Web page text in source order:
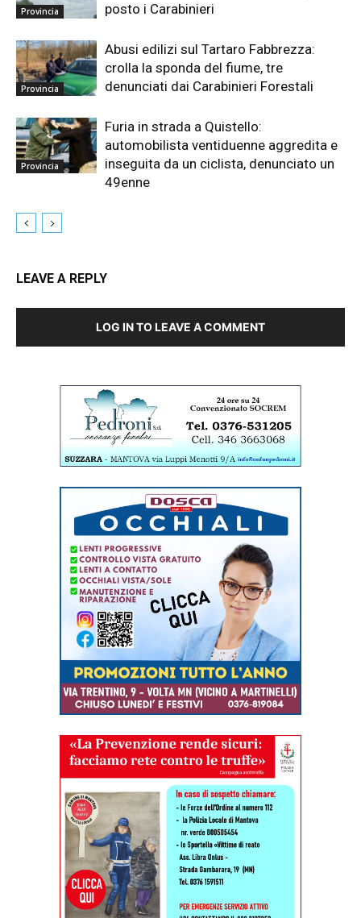
Provincia
posto i Carabinieri
Provincia
Abusi edilizi sul Tartaro Fabbrezza:
crolla la sponda del fiume, tre
denunciati dai Carabinieri Forestali
Provincia
Furia in strada a Quistello:
automobilista ventiduenne aggredita e
inseguita da un ciclista, denunciato un
49enne
LEAVE A REPLY
LOG IN TO LEAVE A COMMENT